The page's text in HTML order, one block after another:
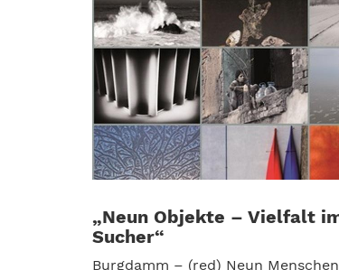
„Neun Objekte – Vielfalt
Sucher“
Burgdamm – (red) Neun